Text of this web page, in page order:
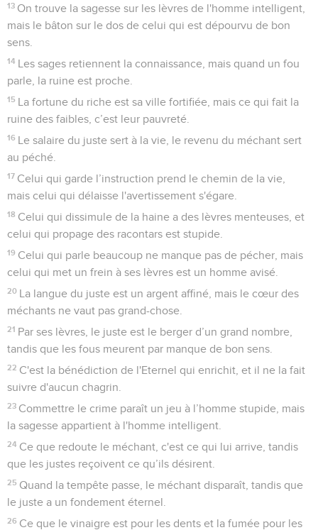
13 On trouve la sagesse sur les lèvres de l'homme intelligent,
mais le bâton sur le dos de celui qui est dépourvu de bon
sens.
14 Les sages retiennent la connaissance, mais quand un fou
parle, la ruine est proche.
15 La fortune du riche est sa ville fortifiée, mais ce qui fait la
ruine des faibles, c’est leur pauvreté.
16 Le salaire du juste sert à la vie, le revenu du méchant sert
au péché.
17 Celui qui garde l’instruction prend le chemin de la vie,
mais celui qui délaisse l'avertissement s'égare.
18 Celui qui dissimule de la haine a des lèvres menteuses, et
celui qui propage des racontars est stupide.
19 Celui qui parle beaucoup ne manque pas de pécher, mais
celui qui met un frein à ses lèvres est un homme avisé.
20 La langue du juste est un argent affiné, mais le cœur des
méchants ne vaut pas grand-chose.
21 Par ses lèvres, le juste est le berger d’un grand nombre,
tandis que les fous meurent par manque de bon sens.
22 C'est la bénédiction de l'Eternel qui enrichit, et il ne la fait
suivre d'aucun chagrin.
23 Commettre le crime paraît un jeu à l’homme stupide, mais
la sagesse appartient à l'homme intelligent.
24 Ce que redoute le méchant, c'est ce qui lui arrive, tandis
que les justes reçoivent ce qu’ils désirent.
25 Quand la tempête passe, le méchant disparaît, tandis que
le juste a un fondement éternel.
26 Ce que le vinaigre est pour les dents et la fumée pour les